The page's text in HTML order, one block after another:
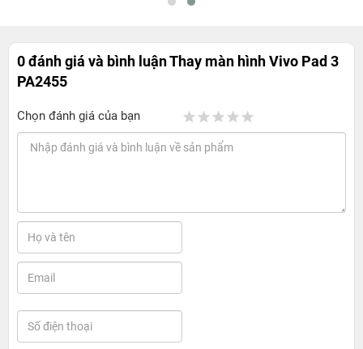
0 đánh giá và bình luậnThay màn hình Vivo Pad 3
PA2455
Chọn đánh giá của bạn